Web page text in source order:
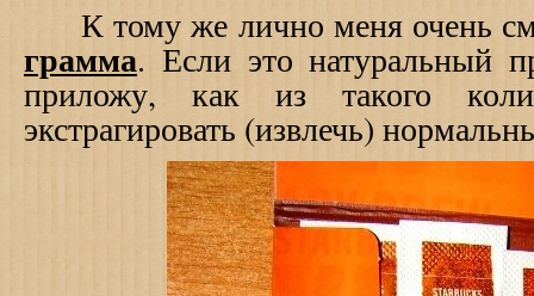
К тому же лично меня очень
грамма. Если это натуральный
приложу, как из такого
экстрагировать (извлечь)